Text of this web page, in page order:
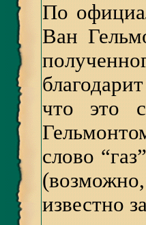
По
Ван
что это
слово
известно